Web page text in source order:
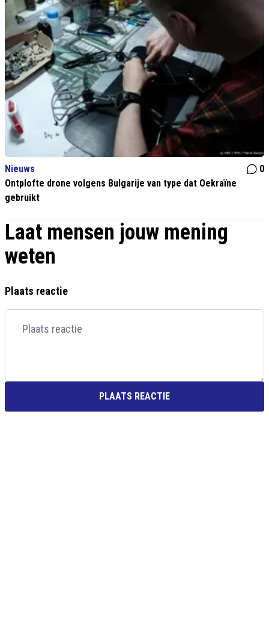
Nieuws
0
Ontplofte drone volgens Bulgarije van type dat Oekraïne
gebruikt
Laat mensen jouw mening
weten
Plaats reactie
PLAATS REACTIE